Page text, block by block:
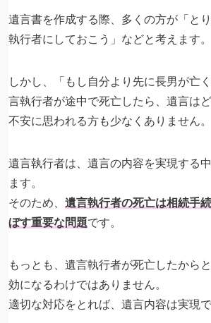
遺言書を作成する際、多くの方が「と
執行者にしておこう」などと考えます。
しかし、「もし自分より先に長男が亡
言執行者が途中で死亡したら、遺言は
不安に思われる方も少なくありません。
遺言執行者は、遺言の内容を実現する
ます。
そのため、 遺言執行者の死亡は相続手
ぼす重要な問題です。
もっとも、遺言執行者が死亡したから
効になるわけではありません。
適切な対応をとれば、遺言内容は実現で